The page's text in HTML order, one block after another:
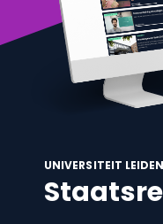
UNIVERSITEIT LEIDEN